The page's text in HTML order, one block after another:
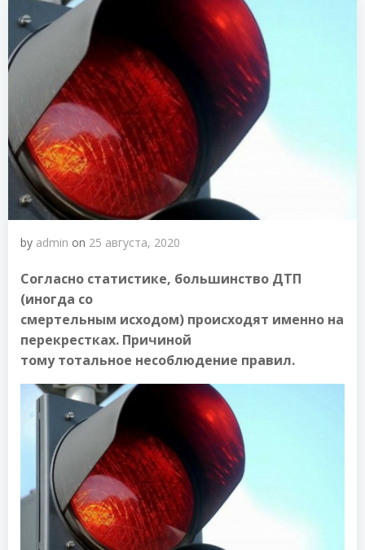
by admin on 25 августа, 2020
Согласно статистике, большинство ДТП
(иногда со
смертельным исходом) происходят именно на
перекрестках. Причиной
тому тотальное несоблюдение правил.